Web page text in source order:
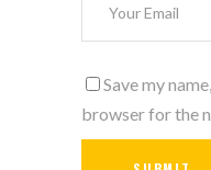
Save my
browser for the